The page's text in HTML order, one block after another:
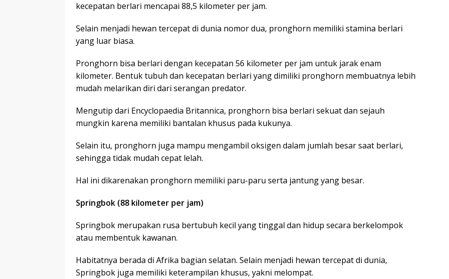
kecepatan berlari mencapai 88,5 kilometer per jam.
Selain menjadi hewan tercepat di dunia nomor dua, pronghorn memiliki stamina berlari
yang luar biasa.
Pronghorn bisa berlari dengan kecepatan 56 kilometer per jam untuk jarak enam
kilometer. Bentuk tubuh dan kecepatan berlari yang dimiliki pronghorn membuatnya lebih
mudah melarikan diri dari serangan predator.
Mengutip dari Encyclopaedia Britannica, pronghorn bisa berlari sekuat dan sejauh
mungkin karena memiliki bantalan khusus pada kukunya.
Selain itu, pronghorn juga mampu mengambil oksigen dalam jumlah besar saat berlari,
sehingga tidak mudah cepat lelah.
Hal ini dikarenakan pronghorn memiliki paru-paru serta jantung yang besar.
Springbok (88 kilometer per jam)
Springbok merupakan rusa bertubuh kecil yang tinggal dan hidup secara berkelompok
atau membentuk kawanan.
Habitatnya berada di Afrika bagian selatan. Selain menjadi hewan tercepat di dunia,
Springbok juga memiliki keterampilan khusus, yakni melompat.